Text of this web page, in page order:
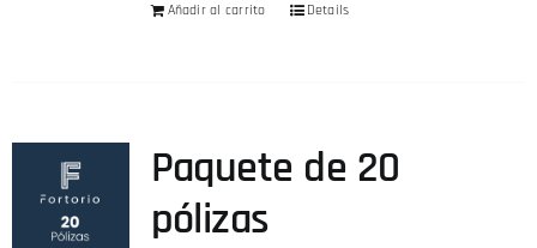
Añadir al carrito Details
Paquete de 20
pólizas